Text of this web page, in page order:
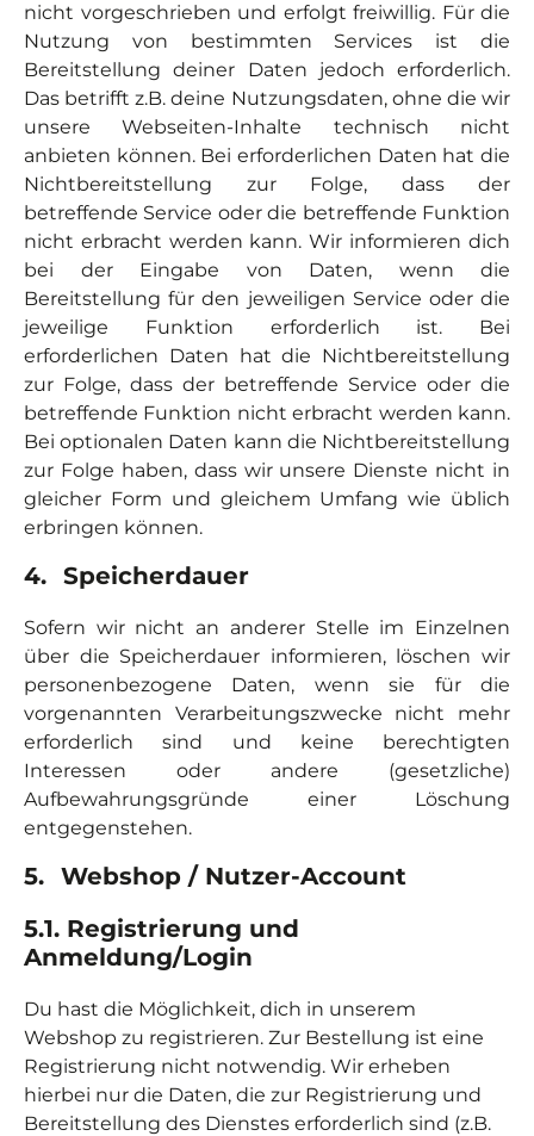
nicht vorgeschrieben und erfolgt freiwillig. Für die
Nutzung von bestimmten Services ist die
Bereitstellung deiner Daten jedoch erforderlich.
Das betrifft z.B. deine Nutzungsdaten, ohne die wir
unsere Webseiten-Inhalte technisch nicht
anbieten können. Bei erforderlichen Daten hat die
Nichtbereitstellung zur Folge, dass der
betreffende Service oder die betreffende Funktion
nicht erbracht werden kann. Wir informieren dich
bei der Eingabe von Daten, wenn die
Bereitstellung für den jeweiligen Service oder die
jeweilige Funktion erforderlich ist. Bei
erforderlichen Daten hat die Nichtbereitstellung
zur Folge, dass der betreffende Service oder die
betreffende Funktion nicht erbracht werden kann.
Bei optionalen Daten kann die Nichtbereitstellung
zur Folge haben, dass wir unsere Dienste nicht in
gleicher Form und gleichem Umfang wie üblich
erbringen können.
4. Speicherdauer
Sofern wir nicht an anderer Stelle im Einzelnen
über die Speicherdauer informieren, löschen wir
personenbezogene Daten, wenn sie für die
vorgenannten Verarbeitungszwecke nicht mehr
erforderlich sind und keine berechtigten
Interessen oder andere (gesetzliche)
Aufbewahrungsgründe einer Löschung
entgegenstehen.
5. Webshop / Nutzer-Account
5.1. Registrierung und
Anmeldung/Login
Du hast die Möglichkeit, dich in unserem
Webshop zu registrieren. Zur Bestellung ist eine
Registrierung nicht notwendig. Wir erheben
hierbei nur die Daten, die zur Registrierung und
Bereitstellung des Dienstes erforderlich sind (z.B.